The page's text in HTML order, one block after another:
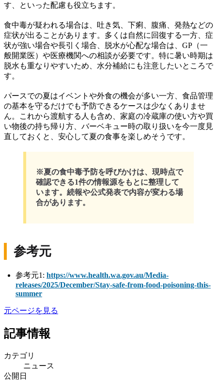
す、といった配慮も役立ちます。
食中毒が疑われる場合は、吐き気、下痢、腹痛、発熱などの
症状が出ることがあります。多くは自然に回復する一方、症
状が強い場合や長引く場合、脱水が心配な場合は、GP（一
般開業医）や医療機関への相談が必要です。特に暑い時期は
脱水も重なりやすいため、水分補給にも注意したいところで
す。
パースでの夏はイベントや外食の機会が多い一方、食品管理
の基本を守るだけでも予防できるケースは少なくありませ
ん。これから渡航する人も含め、家庭の冷蔵庫の使い方や買
い物後の持ち帰り方、バーベキュー時の取り扱いを今一度見
直しておくと、安心して夏の食事を楽しめそうです。
※夏の食中毒予防を呼びかけは、現時点で
確認できる1件の情報源をもとに整理して
います。続報や公式発表で内容が変わる場
合があります。
参考元
参考元1: https://www.health.wa.gov.au/Media-
releases/2025/December/Stay-safe-from-food-poisoning-this-
summer
元ページを見る
記事情報
カテゴリ
ニュース
公開日